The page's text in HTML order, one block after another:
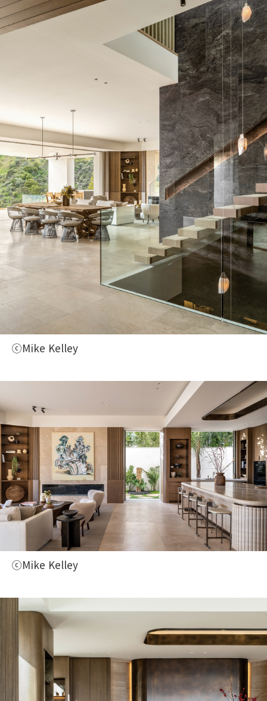
ⓒMike Kelley
ⓒMike Kelley